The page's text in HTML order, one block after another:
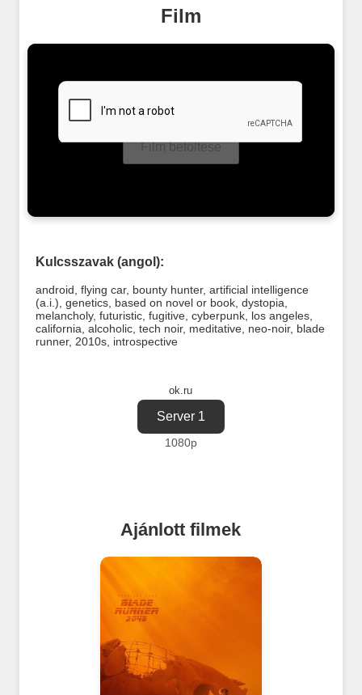
Film
Film betöltése
Kulcsszavak (angol):
android flying car, bounty hunter, artificial intelligence
(a.i.) genetics, based on novel or book, dystopia
melancholy, futuristic, fugitive, cyberpunk, los angeles,
california alcoholic, tech noir, meditative, neo-noir, blade
runner, 2010s, introspective
ok.ru
Server 1
1080p
Ajánlott filmek